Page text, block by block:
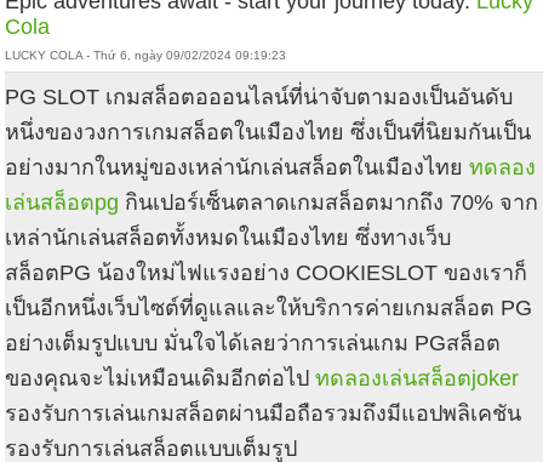
Cola
LUCKY COLA - Thứ 6, ngày 09/02/2024 09:19:23
PG SLOT เกมสล็อตอออนไลน์ที่น่าจับตามองเป็นอันดับ
หนึ่งของวงการเกมสล็อตในเมืองไทย ซึ่งเป็นที่นิยมกันเป็น
อย่างมากในหมู่ของเหล่านักเล่นสล็อตในเมืองไทยทดลอง
เล่นสล็อตpg กินเปอร์เซ็นตลาดเกมสล็อตมากถึง 70% จาก
เหล่านักเล่นสล็อตทั้งหมดในเมืองไทย ซึ่งทางเว็บ
สล็อตPG น้องใหม่ไฟแรงอย่าง COOKIESLOT ของเราก็
เป็นอีกหนึ่งเว็บไซต์ที่ดูแลและให้บริการค่ายเกมสล็อต PG
อย่างเต็มรูปแบบ มั่นใจได้เลยว่าการเล่นเกม PGสล็อต
ของคุณจะไม่เหมือนเดิมอีกต่อไปทดลองเล่นสล็อตjoker
รองรับการเล่นเกมสล็อตผ่านมือถือรวมถึงมีแอปพลิเคชัน
รองรับการเล่นสล็อตแบบเต็มรูป